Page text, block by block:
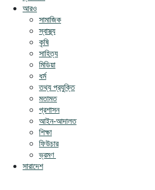
আরও
সামাজিক
স্বাস্থ্য
কৃষি
সাহিত্য
মিডিয়া
ধর্ম
তথ্য প্রযুক্তি
মতামত
প্রশাসন
আইন-আদালত
শিক্ষা
ফিউচার
ভ্রমণ
সারাদেশ